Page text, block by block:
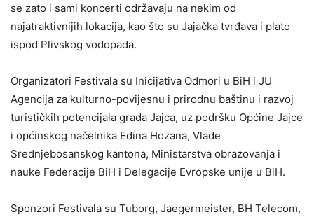
se zato i sami koncerti održavaju na nekim od
najatraktivnijih lokacija, kao što su Jajačka tvrđava i plato
ispod Plivskog vodopada.
Organizatori Festivala su Inicijativa Odmori u BiH i JU
Agencija za kulturno-povijesnu i prirodnu baštinu i razvoj
turističkih potencijala grada Jajca, uz podršku Općine Jajce
i općinskog načelnika Edina Hozana, Vlade
Srednjebosanskog kantona, Ministarstva obrazovanja i
nauke Federacije BiH i Delegacije Evropske unije u BiH.
Sponzori Festivala su Tuborg, Jaegermeister, BH Telecom,